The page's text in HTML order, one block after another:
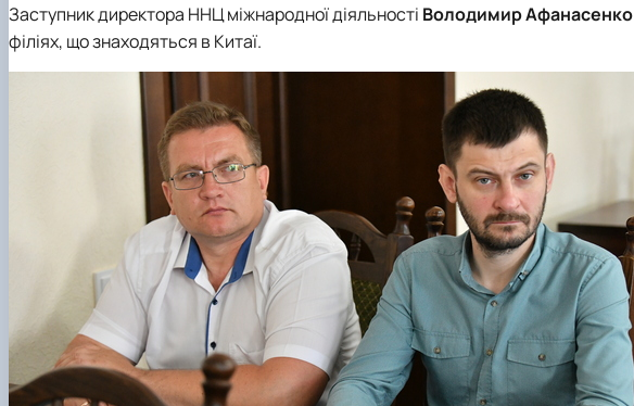
Заступник директора ННЦ міжнародної діяльності Володимир Афанасенко
філіях, що знаходяться в Китаї.